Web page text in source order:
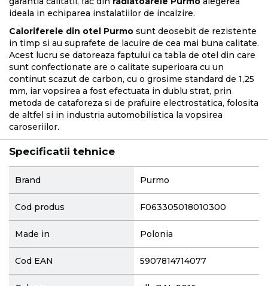
ideala in echiparea instalatiilor de incalzire.
Caloriferele din otel Purmo sunt deosebit de rezistente
in timp si au suprafete de lacuire de cea mai buna calitate.
Acest lucru se datoreaza faptului ca tabla de otel din care
sunt confectionate are o calitate superioara cu un
continut scazut de carbon, cu o grosime standard de 1,25
mm, iar vopsirea a fost efectuata in dublu strat, prin
metoda de cataforeza si de prafuire electrostatica, folosita
de altfel si in industria automobilistica la vopsirea
caroseriilor.
Specificatii tehnice
Brand Purmo
Cod produs F063305018010300
Made in Polonia
Cod EAN 5907814714077